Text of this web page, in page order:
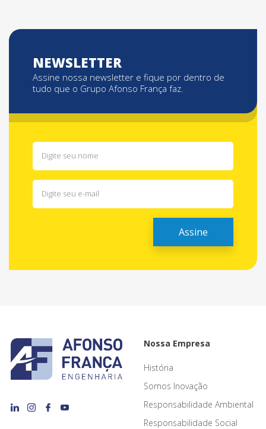
NEWSLETTER
Assine nossa newsletter e fique por dentro de
tudo que o Grupo Afonso França faz.
Nossa Empresa
História
Somos Inovação
Responsabilidade Ambiental
Responsabilidade Social